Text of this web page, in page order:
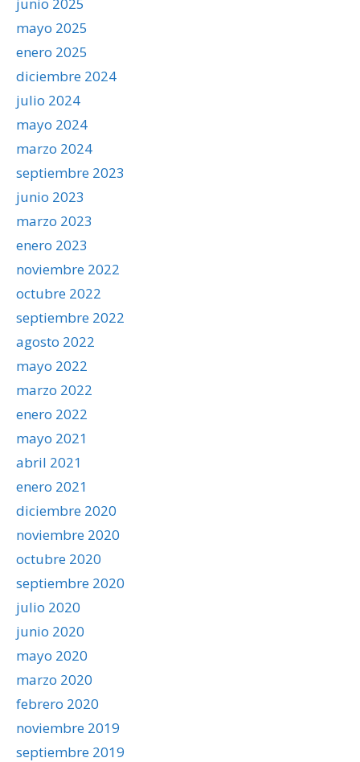
mayo 2025
enero 2025
diciembre 2024
julio 2024
mayo 2024
marzo 2024
septiembre 2023
junio 2023
marzo 2023
enero 2023
noviembre 2022
octubre 2022
septiembre 2022
agosto 2022
mayo 2022
marzo 2022
enero 2022
mayo 2021
abril 2021
enero 2021
diciembre 2020
noviembre 2020
octubre 2020
septiembre 2020
julio 2020
junio 2020
mayo 2020
marzo 2020
febrero 2020
noviembre 2019
septiembre 2019